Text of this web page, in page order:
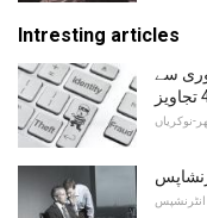
Intresting articles
سے
نوکریاں
انٹرنشپس